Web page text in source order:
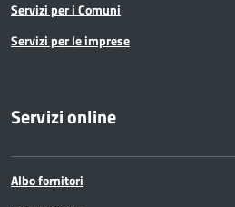
Servizi per i Comuni
Servizi per le imprese
Servizi online
Albo fornitori